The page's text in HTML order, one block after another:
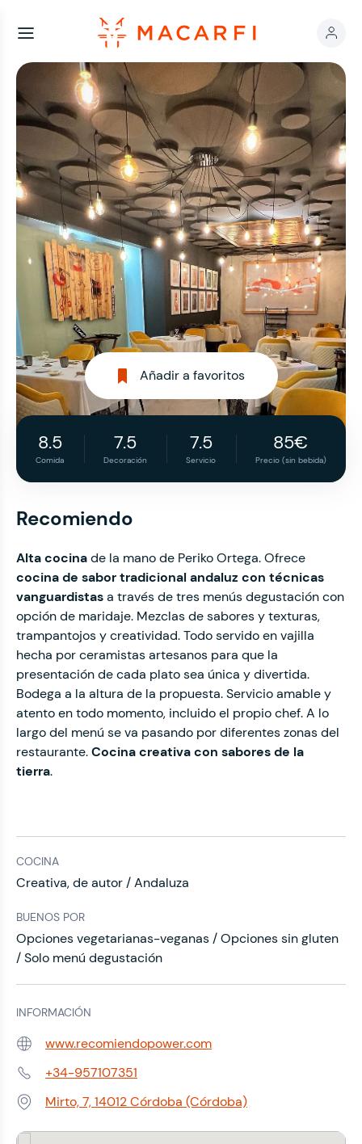
Añadir a favoritos
8.5
Comida
7.5
Decoración
7.5
Servicio
85€
Precio (sin bebida)
Recomiendo
Alta cocinade la mano de Periko Ortega. Ofrece
cocina de sabor tradicional andaluz con técnicas
vanguardistasa través de tres menús degustación con
opción de maridaje. Mezclas de sabores y texturas,
trampantojos y creatividad. Todo servido en vajilla
hecha por ceramistas artesanos para que la
presentación de cada plato sea única y divertida.
Bodega a la altura de la propuesta. Servicio amable y
atento en todo momento, incluido el propio chef. A lo
largo del menú se va pasando por diferentes zonas del
restaurante.Cocina creativa con sabores de la
tierra.
COCINA
Creativa, de autor / Andaluza
BUENOS POR
Opciones vegetarianas-veganas / Opciones sin gluten
/ Solo menú degustación
INFORMACIÓN
Web: www.recomiendopower.com
Teléfono:+34-957107351
Dirección:Mirto, 7, 14012 Córdoba (Córdoba)